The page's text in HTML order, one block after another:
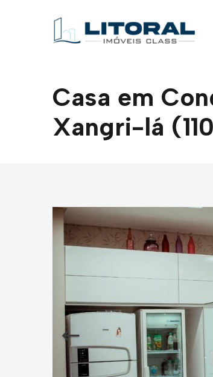
Casa em
Xangri-lá